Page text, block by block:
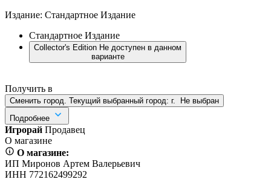
Издание: Стандартное Издание
Стандартное Издание
Collector's Edition Не доступен в данном
варианте
Получить в
Сменить город. Текущий выбранный город: г.
Не выбран
Подробнее
Игрорай Продавец
О магазине
О магазине:
ИП Миронов Артем Валерьевич
ИНН 772162499292